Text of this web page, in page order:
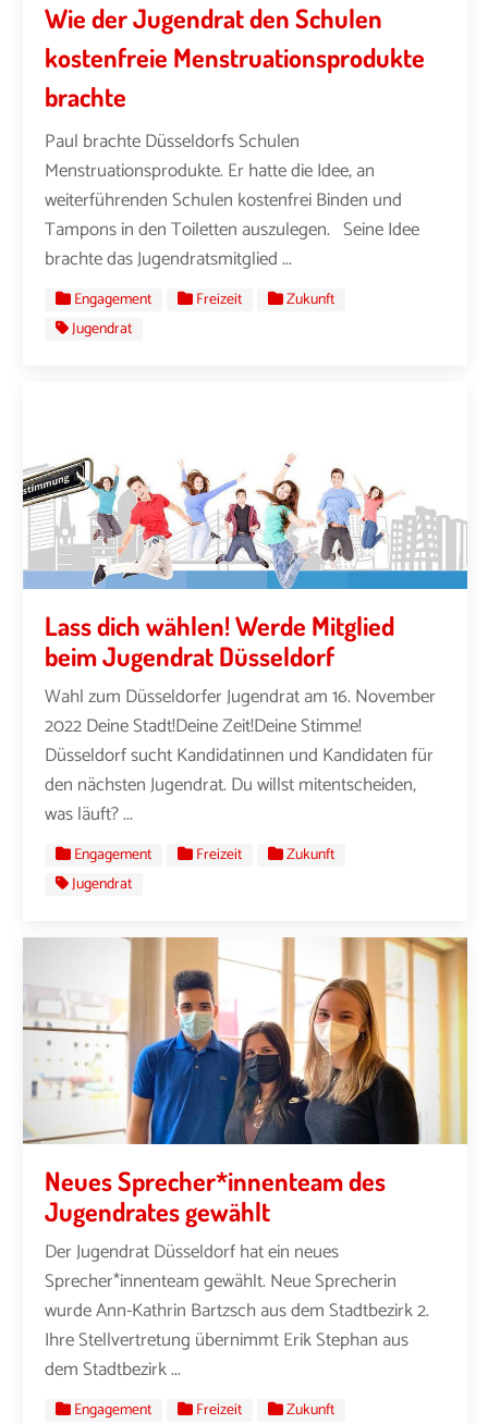
Wie der Jugendrat den Schulen
kostenfreie Menstruationsprodukte
brachte
Paul brachte Düsseldorfs Schulen
Menstruationsprodukte. Er hatte die Idee, an
weiterführenden Schulen kostenfrei Binden und
Tampons in den Toiletten auszulegen. Seine Idee
brachte das Jugendratsmitglied ...
Engagement Freizeit
Zukunft
Jugendrat
Lass dich wählen! Werde Mitglied
beim Jugendrat Düsseldorf
Wahl zum Düsseldorfer Jugendrat am 16. November
2022 Deine Stadt!Deine Zeit!Deine Stimme!
Düsseldorf sucht Kandidatinnen und Kandidaten für
den nächsten Jugendrat. Du willst mitentscheiden,
was läuft? ...
Engagement Freizeit
Zukunft
Jugendrat
Neues Sprecher*innenteam des
Jugendrates gewählt
Der Jugendrat Düsseldorf hat ein neues
Sprecher*innenteam gewählt. Neue Sprecherin
wurde Ann-Kathrin Bartzsch aus dem Stadtbezirk 2.
Ihre Stellvertretung übernimmt Erik Stephan aus
dem Stadtbezirk ...
Engagement Freizeit
Zukunft